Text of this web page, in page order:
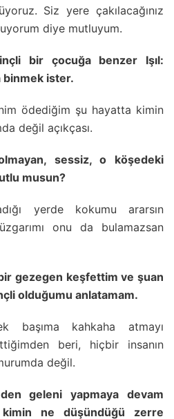
Siz yere çakılacağınız
diye mutluyum.
bir çocuğa benzer Işıl:
binmek ister.
ödediğim şu hayatta kimin
değil açıkçası.
sessiz, o köşedeki
musun?
yerde kokumu ararsın
onu da bulamazsan
gezegen keşfettim ve şuan
olduğumu anlatamam.
başıma kahkaha atmayı
beri, hiçbir insanın
değil.
geleni yapmaya devam
kimin ne düşündüğü zerre